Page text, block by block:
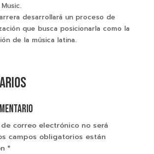
desarrollará un proceso de
que busca posicionarla como la
de la música latina.
correo electrónico no será
campos obligatorios están
*